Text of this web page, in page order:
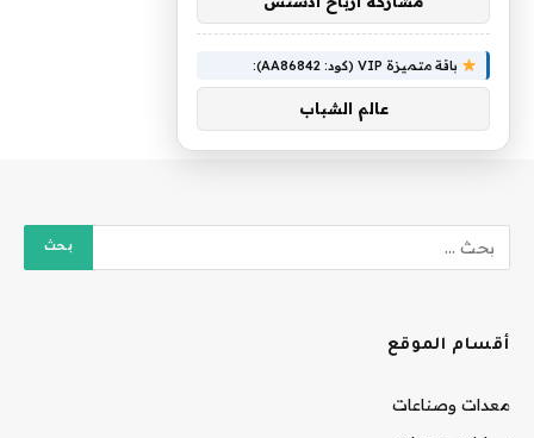
أقسام الموقع
معدات وصناعات
باقة متميزة VIP (كود: AA86842):
عالم الشباب